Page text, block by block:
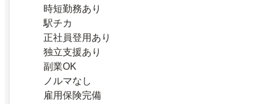
時短勤務あり
駅チカ
正社員登用あり
独立支援あり
副業OK
ノルマなし
雇用保険完備